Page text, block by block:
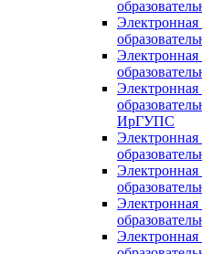
ИрГУПС